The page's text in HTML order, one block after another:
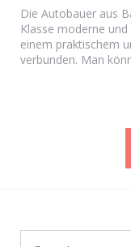
Die Autobauer aus
Klasse moderne
einem praktischem
verbunden. Man